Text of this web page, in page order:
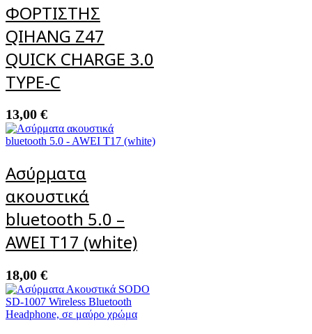
ΦΟΡΤΙΣΤΗΣ
QIHANG Z47
QUICK CHARGE 3.0
TYPE-C
13,00 €
Ασύρματα
ακουστικά
bluetooth 5.0 –
AWEI T17 (white)
18,00 €